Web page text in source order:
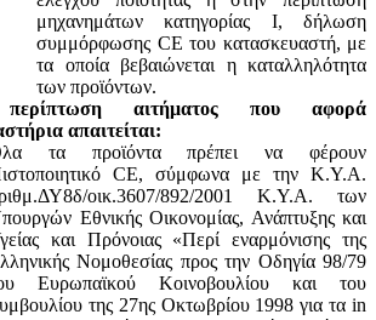
μηχανημάτων κατηγορίας Ι, δήλωση
συμμόρφωσης CE του κατασκευαστή, με
τα οποία βεβαιώνεται η καταλληλότητα
των προϊόντων.
αιτήματος που αφορά
απαιτείται:
τα προϊόντα πρέπει να φέρουν
CE, σύμφωνα με την Κ.Υ.Α.
οικ.3607/892/2001 Κ.Υ.Α. των
Εθνικής Οικονομίας, Ανάπτυξης και
και Πρόνοιας «Περί εναρμόνισης της
Νομοθεσίας προς την Οδηγία 98/79
Ευρωπαϊκού Κοινοβουλίου και του
της 27ης Οκτωβρίου 1998 για τα in